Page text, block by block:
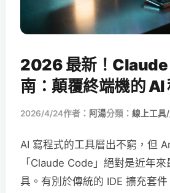
2026 最新！Claude
南：顛覆終端機的 AI
2026/4/24作者： 阿湯分類： 線上工具
AI 寫程式的工具層出不窮，但
「Claude Code」絕對是近年
具。有別於傳統的 IDE 擴充套